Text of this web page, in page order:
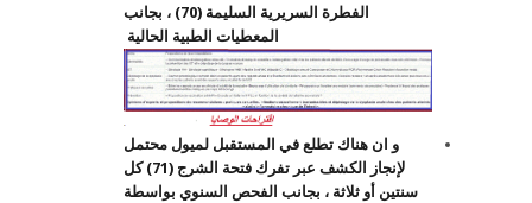
الفطرة السريرية السليمة (70) ، بجانب
المعطيات الطبية الحالية
و ان هناك تطلع في المستقبل لميول محتمل
لإنجاز الكشف عبر تفرك فتحة الشرج (71) كل
سنتين أو ثلاثة ، بجانب الفحص السنوي بواسطة